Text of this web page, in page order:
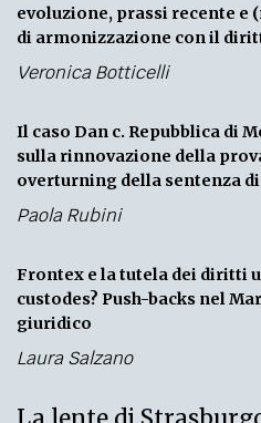
evoluzione, prassi recente
di armonizzazione con il
Veronica Botticelli
Il caso Dan c. Repubblica di
sulla rinnovazione della
overturning della sentenza
Paola Rubini
Frontex e la tutela dei diritti
custodes? Push-backs nel
giuridico
Laura Salzano